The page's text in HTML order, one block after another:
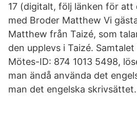
17 (digitalt, följ länken för att
med Broder Matthew Vi
Matthew från Taizé, som
den upplevs i Taizé.
Mötes-ID: 874 1013 5498,
man ändå använda det
man det engelska skrivsättet.